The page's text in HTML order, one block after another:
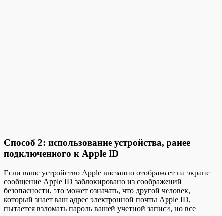
Способ 2: использование устройства, ранее
подключенного к Apple ID
Если ваше устройство Apple внезапно отображает на экране
сообщение Apple ID заблокировано из соображений
безопасности, это может означать, что другой человек,
который знает ваш адрес электронной почты Apple ID,
пытается взломать пароль вашей учетной записи, но все